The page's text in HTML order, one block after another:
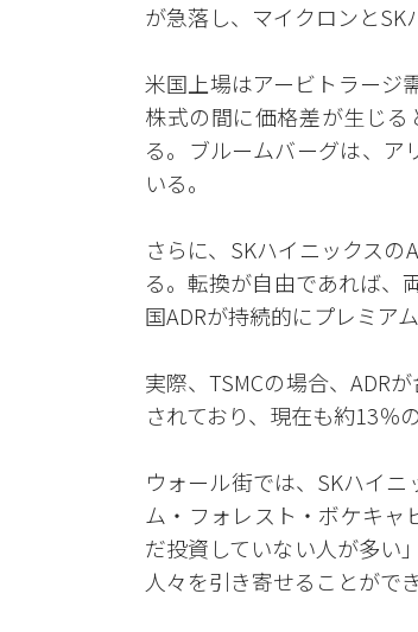
が急落し、マイクロンとSK
米国上場はアービトラージ
株式の間に価格差が生じ
る。ブルームバーグは、ア
いる。
さらに、SKハイニックス
る。転換が自由であれば、
国ADRが持続的にプレミア
実際、TSMCの場合、ADR
されており、現在も約13％
ウォール街では、SKハイ
ム・フォレスト・ボケキャ
だ投資していない人が多い
人々を引き寄せることがで